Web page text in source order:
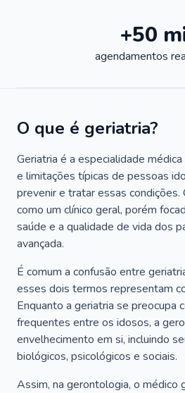
+50
agendamentos
O que é geriatria?
Geriatria é a especialidade
e limitações típicas de pessoas
prevenir e tratar essas condições.
como um clínico geral, porém
saúde e a qualidade de vida dos
avançada.
É comum a confusão entre
esses dois termos representam
Enquanto a geriatria se preocupa
frequentes entre os idosos, a
envelhecimento em si, incluindo
biológicos, psicológicos e sociais.
Assim, na gerontologia, o médico